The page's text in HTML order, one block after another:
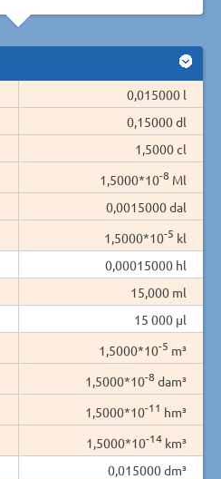
0,015000 l
0,15000 dl
1,5000 cl
1,5000*10-8 Ml
0,0015000 dal
1,5000*10-5 kl
0,00015000 hl
15,000 ml
15 000 µl
1,5000*10-5 m³
1,5000*10-8 dam³
1,5000*10-11 hm³
1,5000*10-14 km³
0,015000 dm³